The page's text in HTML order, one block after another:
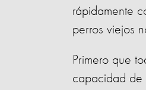
rápidamente
perros viejos
Primero que
capacidad de